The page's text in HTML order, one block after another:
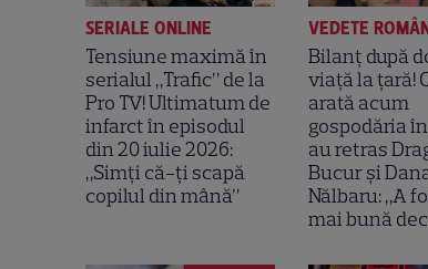
SERIALE ONLINE
Tensiune maximă în
serialul „Trafic” de la
Pro TV! Ultimatum de
infarct în episodul
din 20 iulie 2026:
„Simți că-ți scapă
copilul din mână”
VEDETE
Bilanț după
viață la țară!
arată acum
gospodăria
au retras
Bucur și
Nălbaru: „A
mai bună